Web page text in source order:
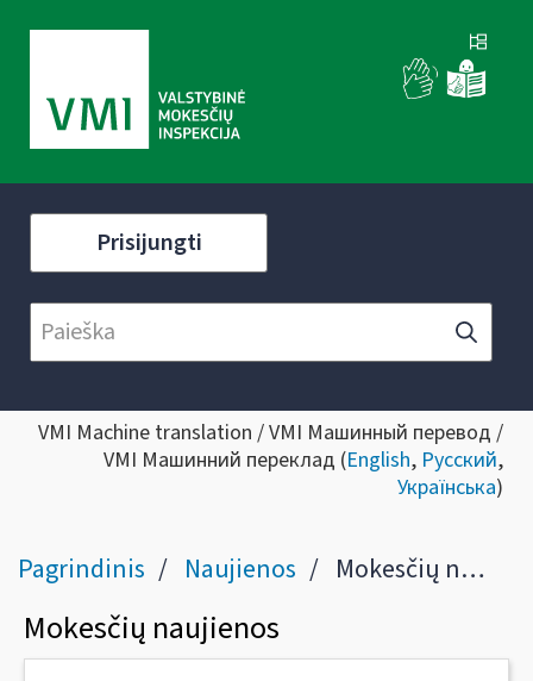
Prisijungti
VMI Machine translation / VMI Машинный перевод /
VMI Машинний переклад (English, Русский,
Українська)
Pagrindinis Naujienos Mokesčių naujienos
Mokesčių naujienos